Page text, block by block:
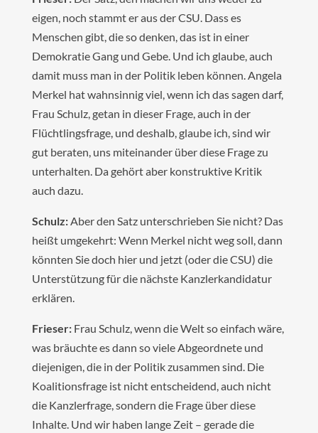
eigen, noch stammt er aus der CSU. Dass es
Menschen gibt, die so denken, das ist in einer
Demokratie Gang und Gebe. Und ich glaube, auch
damit muss man in der Politik leben können. Angela
Merkel hat wahnsinnig viel, wenn ich das sagen darf,
Frau Schulz, getan in dieser Frage, auch in der
Flüchtlingsfrage, und deshalb, glaube ich, sind wir
gut beraten, uns miteinander über diese Frage zu
unterhalten. Da gehört aber konstruktive Kritik
auch dazu.
Schulz:Aber den Satz unterschrieben Sie nicht? Das
heißt umgekehrt: Wenn Merkel nicht weg soll, dann
könnten Sie doch hier und jetzt (oder die CSU) die
Unterstützung für die nächste Kanzlerkandidatur
erklären.
Frieser:Frau Schulz, wenn die Welt so einfach wäre,
was bräuchte es dann so viele Abgeordnete und
diejenigen, die in der Politik zusammen sind. Die
Koalitionsfrage ist nicht entscheidend, auch nicht
die Kanzlerfrage, sondern die Frage über diese
Inhalte. Und wir haben lange Zeit – gerade die